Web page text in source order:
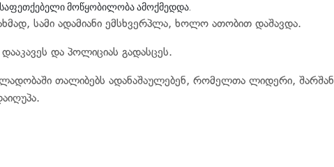
მოწყობილობა ამოქმედდა.
სამი ადამიანი ემსხვერპლა, ხოლო ათობით დაშავდა.
და პოლიციას გადასცეს.
თალიბებს ადანაშაულებენ, რომელთა ლიდერი, შარშან